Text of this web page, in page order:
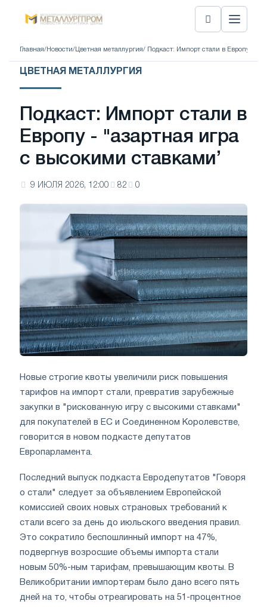
Главная/ Новости/ Цветная металлургия/ Подкаст: Импорт стали в Европу -
ЦВЕТНАЯ МЕТАЛЛУРГИЯ
Подкаст: Импорт стали в
Европу - "азартная игра
с высокими ставками’
9 ИЮЛЯ 2026, 12:00 82 0
Новые строгие квоты увеличили риск повышения
тарифов на импорт стали, превратив зарубежные
закупки в "рискованную игру с высокими ставками"
для покупателей в ЕС и Соединенном Королевстве,
говорится в новом подкасте депутатов
Европарламента.
Последний выпуск подкаста Евродепутатов "Говоря
о стали" следует за объявлением Европейской
комиссией своих новых страновых требований к
стали всего за день до июльского введения правил.
Это сократило беспошлинный импорт на 47%,
подвергнув возросшие объемы импорта стали
новым 50%-ным тарифам, превышающим квоты. В
Великобритании импортерам было дано всего пять
дней на то, чтобы отреагировать на 51-процентное